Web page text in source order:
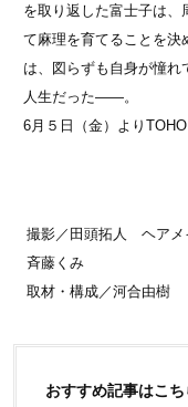
を取り返した富士子は、
て麻理を育てることを決
は、図らずも自身が憧
人生だった――。
6月５日（金）より
撮影／田頭拓人 ヘアメ
斉藤くみ
取材・構成／河合由樹
おすすめ記事はこち